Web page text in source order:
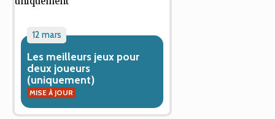
12 mars
Les meilleurs jeux pour
deux joueurs
(uniquement)
MISE À JOUR